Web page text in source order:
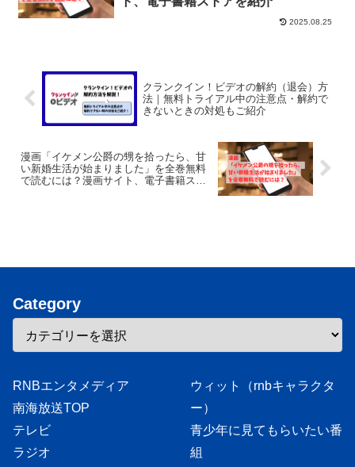
2025.08.25
クランクイン！ビデオの解約（退会）方
法｜無料トライアル中の注意点・解約で
きないときの対処もご紹介
漫画「イケメン公爵の甥を拾ったら、甘
い新婚生活が始まりました」を全巻無料
で読むには？漫画サイト、電子書籍スト
Category
RNBエンタメディア
南海放送TOP
テレビ
ラジオ
ウィット（rnbキャラクタ
ー）
青少年に見てもらいたい番
組